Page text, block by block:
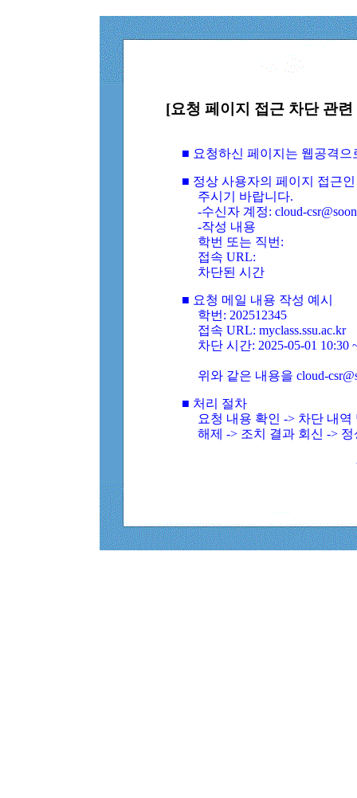
[요청 페이지 접근 차단 관
■ 요청하신 페이지는 웹공격
■ 정상 사용자의 페이지 접근
주시기 바랍니다.
-수신자 계정: cloud-
-작성 내용
학번 또는 직번:
접속 URL:
차단된 시간
■ 요청 메일 내용 작성 예시
학번: 202512345
접속 URL: myclass.ssu.ac.kr
차단 시간: 2025-05-01 10:30
위와 같은 내용을 cloud-
■ 처리 절차
요청 내용 확인 -> 차단 내
해제 -> 조치 결과 회신 ->